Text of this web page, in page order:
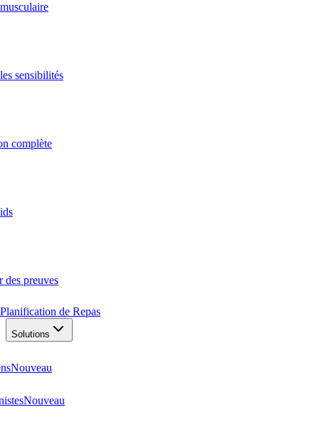
sensibilités
complète
des preuves
de Repas
Solutions
Nouveau
Nouveau